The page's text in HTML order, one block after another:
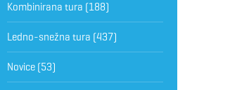
Kombinirana tura (188)
Ledno-snežna tura (437)
Novice(53)